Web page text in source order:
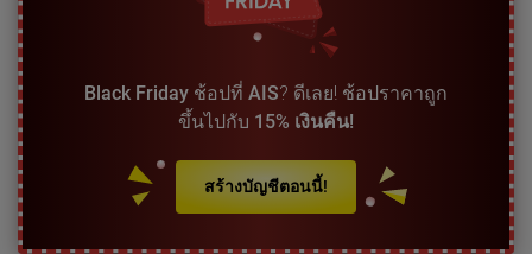
Black Friday ช้อปที่ AIS? ดีเลย! ช้อปราคาถูก
ขึ้นไปกับ 15% เงินคืน!
สร้างบัญชีตอนนี้!